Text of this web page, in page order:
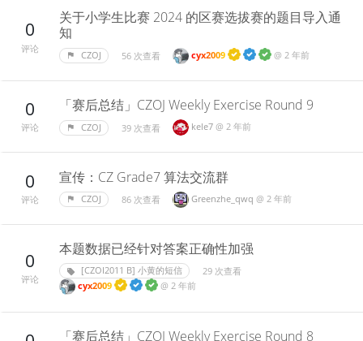
0
评论
关于小学生比赛 2024 的区赛选拔赛的题目导入通
知
CZOJ 56 次查看 cyx2009 @ 2 年前
0
评论
「赛后总结」CZOJ Weekly Exercise Round 9
CZOJ 39 次查看 kele7 @ 2 年前
0
评论
宣传：CZ Grade7 算法交流群
CZOJ 86 次查看 Greenzhe_qwq @ 2 年前
0
评论
本题数据已经针对答案正确性加强
[CZOI2011 B] 小黄的短信
29 次查看
cyx2009
@2 年前
「赛后总结」CZOJ Weekly Exercise Round 8